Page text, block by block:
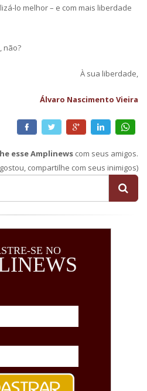
lo melhor – e com mais liberdade
não?
À sua liberdade,
Álvaro Nascimento Vieira
Facebook Twitter Google+ LinkedIn
esse Amplinews com seus amigos.
compartilhe com seus inimigos)
SE NO